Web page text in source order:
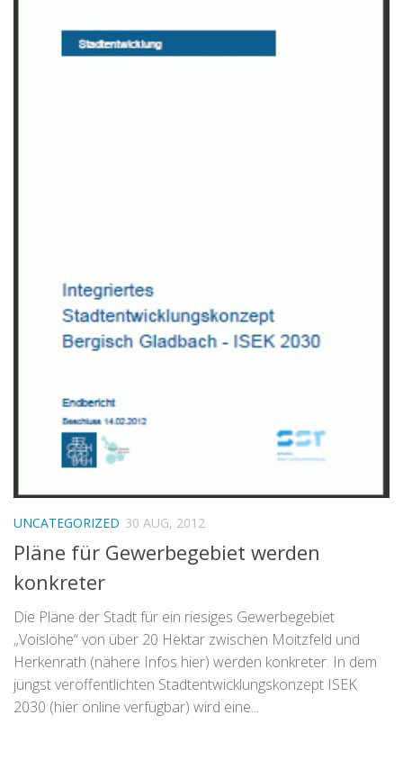
UNCATEGORIZED 30 AUG, 2012
Pläne für Gewerbegebiet werden
konkreter
Die Pläne der Stadt für ein riesiges Gewerbegebiet
„Voislöhe“ von über 20 Hektar zwischen Moitzfeld und
Herkenrath (nähere Infos hier) werden konkreter. In dem
jüngst veröffentlichten Stadtentwicklungskonzept ISEK
2030 (hier online verfügbar) wird eine...